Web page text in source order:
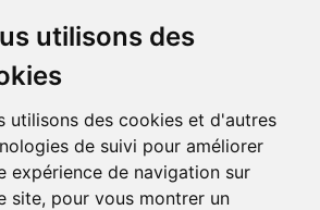
utilisons des
utilisons des cookies et d'autres
de suivi pour améliorer
expérience de navigation sur
site, pour vous montrer un
est le prolongement digital de la pharmacie
sur-Mer – Rang-du-Fliers.
vos achats en ligne parmi des milliers de